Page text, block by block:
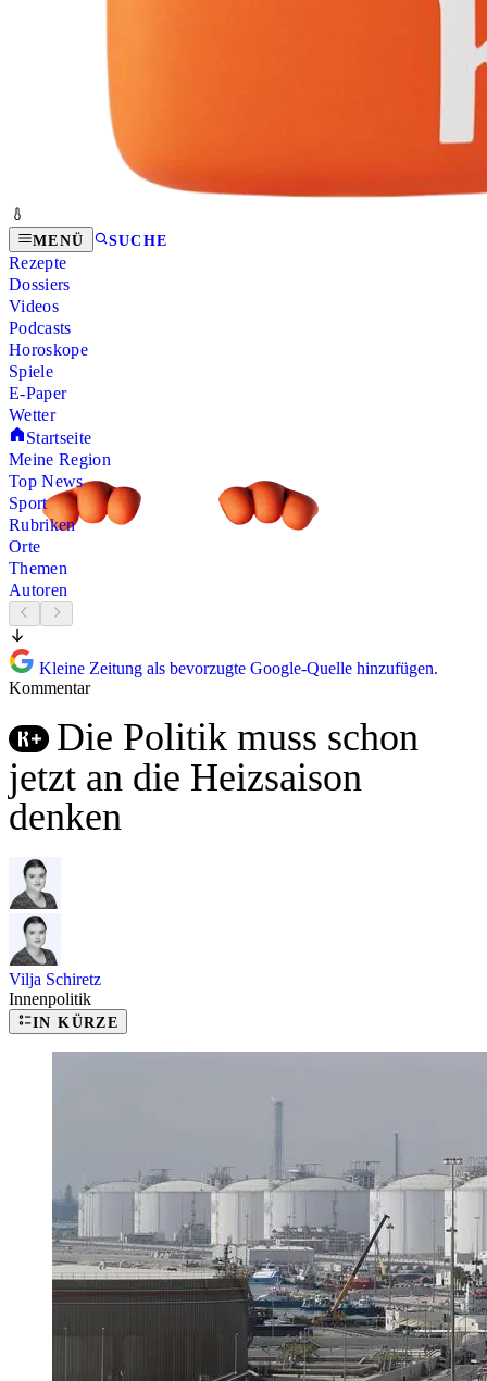
MENÜ SUCHE
Rezepte
Dossiers
Videos
Podcasts
Horoskope
Spiele
E-Paper
Wetter
Startseite
Meine Region
Top News
Sport
Rubriken
Orte
Themen
Autoren
Kleine Zeitung als bevorzugte Google-Quelle hinzufügen.
Kommentar
Die Politik muss schon
jetzt an die Heizsaison
denken
Vilja Schiretz
Innenpolitik
IN KÜRZE